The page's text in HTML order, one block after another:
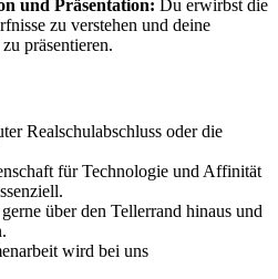
und Präsentation: Du erwirbst die
zu verstehen und deine
präsentieren.
Realschulabschluss oder die
für Technologie und Affinität
über den Tellerrand hinaus und
wird bei uns